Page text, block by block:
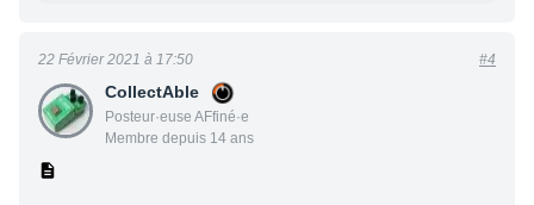
CollectAble
Posteur·euse AFfiné·e
Membre depuis 14 ans
22 Février 2021 à 17:50 #4